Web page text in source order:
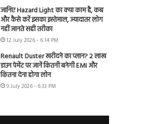
जानिए Hazard Light का क्या काम है, कब
और कैसे करें इसका इस्तेमाल, ज्यादातर लोग
नहीं जानते सही तरीका
12 July 2026 - 6:14 PM
Renault Duster खरीदने का प्लान? 2 लाख
डाउन पेमेंट पर जानें कितनी बनेगी EMI और
कितना देना होगा लोन
9 July 2026 - 6:33 PM